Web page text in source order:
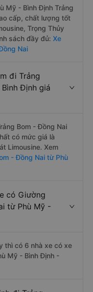
Mỹ - Bình Định Trảng
cấp, chất lượng tốt
Trọng Thủy
sách đầy đủ: Xe
Nai
đi Trảng
Định giá
Bom - Đồng Nai
có mức giá là
Limousine. Xem
- Đồng Nai từ Phù
có Giường
từ Phù Mỹ -
thì có 6 nhà xe có xe
Mỹ - Bình Định -